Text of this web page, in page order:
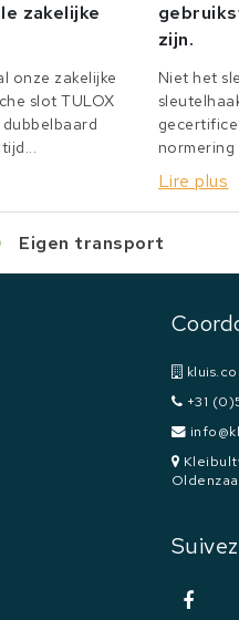
zakelijke
onze zakelijke
slot TULOX
zijn.
Niet het
normering
Lire plus
Eigen transport
+31